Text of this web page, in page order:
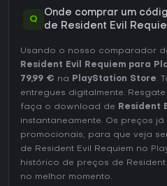
Q
Onde comprar um
de Resident Evil
Usando o nosso comparador
Resident Evil Requiem para
79,99 € na PlayStation Store.
entregues digitalmente.
faça o download de Resident
instantaneamente. Os preços
promocionais, para que veja
de Resident Evil Requiem no
histórico de preços de Resident
no melhor momento.